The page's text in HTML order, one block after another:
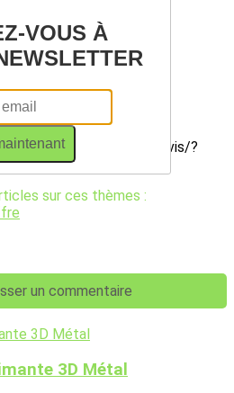
Ouverte
www.boamp.fr/pages/avis/?
sur ces thèmes :
un commentaire
3D Métal
VOUS À